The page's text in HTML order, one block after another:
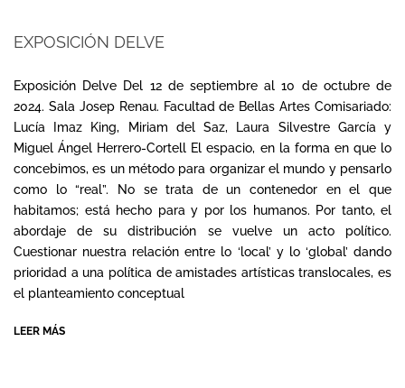
EXPOSICIÓN DELVE
09-
09
Exposición Delve Del 12 de septiembre al 10 de octubre de
2024. Sala Josep Renau. Facultad de Bellas Artes Comisariado:
Lucía Imaz King, Miriam del Saz, Laura Silvestre García y
Miguel Ángel Herrero-Cortell El espacio, en la forma en que lo
concebimos, es un método para organizar el mundo y pensarlo
como lo “real”. No se trata de un contenedor en el que
habitamos; está hecho para y por los humanos. Por tanto, el
abordaje de su distribución se vuelve un acto político.
Cuestionar nuestra relación entre lo ‘local’ y lo ‘global’ dando
prioridad a una política de amistades artísticas translocales, es
el planteamiento conceptual
LEER MÁS